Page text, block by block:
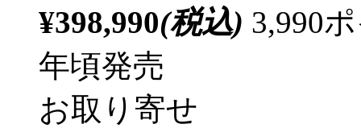
¥398,990(税込) 3,990
年頃発売
お取り寄せ